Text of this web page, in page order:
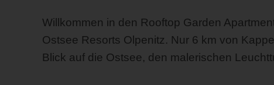
Willkommen in den Rooftop Garden
Ostsee Resorts Olpenitz. Nur 6 km von
Blick auf die Ostsee, den malerischen